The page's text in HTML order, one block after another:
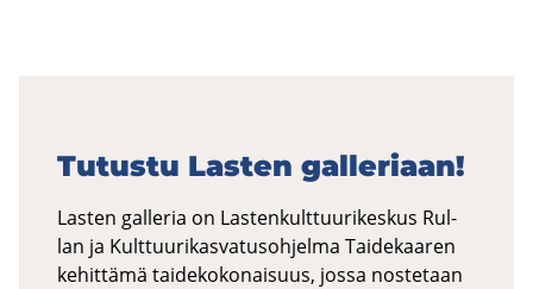
Tu­tus­tu Las­ten gal­le­ri­aan!
Las­ten gal­le­ria on Las­ten­kult­tuu­ri­kes­kus Rul­
lan ja Kult­tuu­ri­kas­va­tus­oh­jel­ma Tai­de­kaa­ren
ke­hit­tä­mä tai­de­ko­ko­nai­suus, jossa nos­te­taan